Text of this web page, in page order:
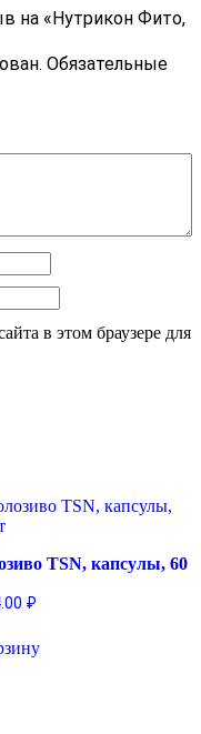
на «Нутрикон Фито,
Обязательные
в этом браузере для
TSN, капсулы, 60
₽